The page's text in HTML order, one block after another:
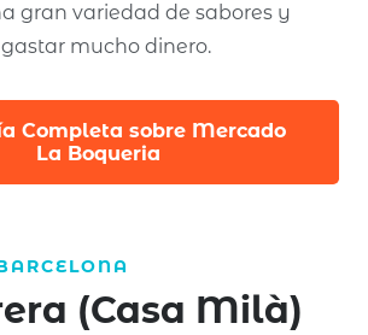
gran variedad de sabores y
mucho dinero.
Completa sobre Mercado
La Boqueria
(Casa Milà)